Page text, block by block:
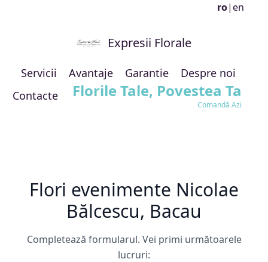
ro|en
Expresii Florale
Servicii Avantaje Garantie
Despre noi
Contacte
Florile Tale, Povestea Ta
Comandă Azi
Flori evenimente Nicolae
Bălcescu, Bacau
Completează formularul. Vei primi următoarele
lucruri: